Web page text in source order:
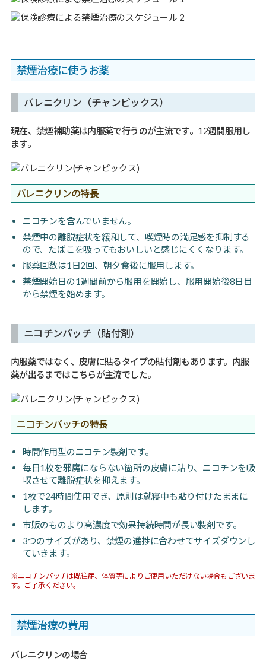
禁煙治療に使うお薬
バレニクリン（チャンピックス）
現在、禁煙補助薬は内服薬で行うのが主流です。12週間服用し
ます。
バレニクリンの特長
ニコチンを含んでいません。
禁煙中の離脱症状を緩和して、喫煙時の満足感を抑制する
ので、たばこを吸ってもおいしいと感じにくくなります。
服薬回数は1日2回、朝夕食後に服用します。
禁煙開始日の1週間前から服用を開始し、服用開始後8日目
から禁煙を始めます。
ニコチンパッチ（貼付剤）
内服薬ではなく、皮膚に貼るタイプの貼付剤もあります。内服
薬が出るまではこちらが主流でした。
ニコチンパッチの特長
時間作用型のニコチン製剤です。
毎日1枚を邪魔にならない箇所の皮膚に貼り、ニコチンを吸
収させて離脱症状を抑えます。
1枚で24時間使用でき、原則は就寝中も貼り付けたままに
します。
市販のものより高濃度で効果持続時間が長い製剤です。
3つのサイズがあり、禁煙の進捗に合わせてサイズダウンし
ていきます。
※ニコチンパッチは既往症、体質等によりご使用いただけない場合もございま
す。ご了承ください。
禁煙治療の費用
バレニクリンの場合